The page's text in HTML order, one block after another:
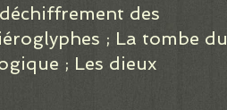
des
; La tombe du
; Les dieux